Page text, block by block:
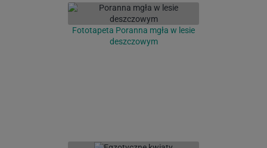
Fototapeta Poranna mgła w lesie
deszczowym